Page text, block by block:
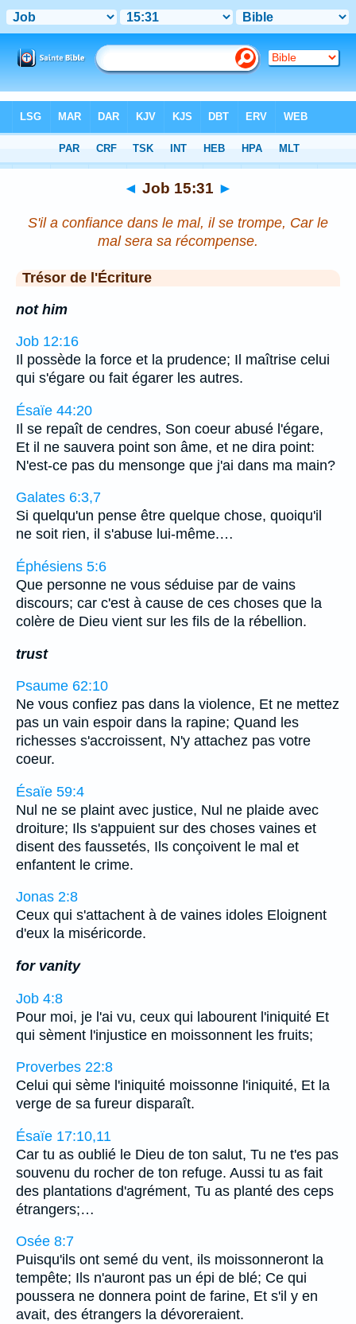
Chapitre 15 > Verset 31
◄ Job 15:31 ►
S'il a confiance dans le mal, il se trompe, Car le
mal sera sa récompense.
Trésor de l'Écriture
not him
Job 12:16
Il possède la force et la prudence; Il maîtrise celui
qui s'égare ou fait égarer les autres.
Ésaïe 44:20
Il se repaît de cendres, Son coeur abusé l'égare,
Et il ne sauvera point son âme, et ne dira point:
N'est-ce pas du mensonge que j'ai dans ma main?
Galates 6:3,7
Si quelqu'un pense être quelque chose, quoiqu'il
ne soit rien, il s'abuse lui-même.…
Éphésiens 5:6
Que personne ne vous séduise par de vains
discours; car c'est à cause de ces choses que la
colère de Dieu vient sur les fils de la rébellion.
trust
Psaume 62:10
Ne vous confiez pas dans la violence, Et ne mettez
pas un vain espoir dans la rapine; Quand les
richesses s'accroissent, N'y attachez pas votre
coeur.
Ésaïe 59:4
Nul ne se plaint avec justice, Nul ne plaide avec
droiture; Ils s'appuient sur des choses vaines et
disent des faussetés, Ils conçoivent le mal et
enfantent le crime.
Jonas 2:8
Ceux qui s'attachent à de vaines idoles Eloignent
d'eux la miséricorde.
for vanity
Job 4:8
Pour moi, je l'ai vu, ceux qui labourent l'iniquité Et
qui sèment l'injustice en moissonnent les fruits;
Proverbes 22:8
Celui qui sème l'iniquité moissonne l'iniquité, Et la
verge de sa fureur disparaît.
Ésaïe 17:10,11
Car tu as oublié le Dieu de ton salut, Tu ne t'es pas
souvenu du rocher de ton refuge. Aussi tu as fait
des plantations d'agrément, Tu as planté des ceps
étrangers;…
Osée 8:7
Puisqu'ils ont semé du vent, ils moissonneront la
tempête; Ils n'auront pas un épi de blé; Ce qui
poussera ne donnera point de farine, Et s'il y en
avait, des étrangers la dévoreraient.